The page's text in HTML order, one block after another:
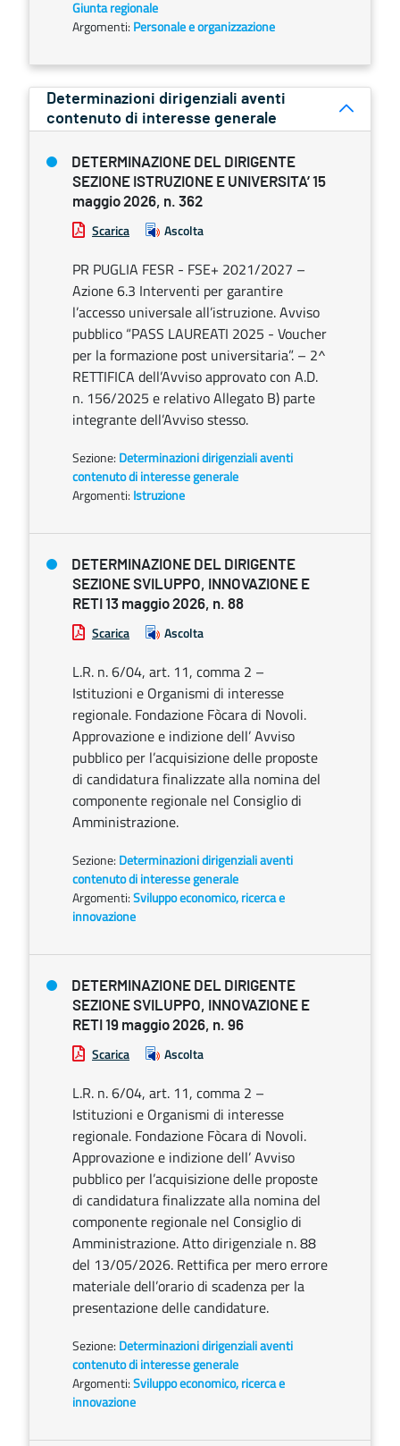
Giunta regionale
Argomenti: Personale e organizzazione
Determinazioni dirigenziali aventi
contenuto di interesse generale
DETERMINAZIONE DEL DIRIGENTE
SEZIONE ISTRUZIONE E UNIVERSITA’ 15
maggio 2026, n. 362
Scarica Ascolta
PR PUGLIA FESR - FSE+ 2021/2027 –
Azione 6.3 Interventi per garantire
l’accesso universale all’istruzione. Avviso
pubblico “PASS LAUREATI 2025 - Voucher
per la formazione post universitaria”. – 2^
RETTIFICA dell’Avviso approvato con A.D.
n. 156/2025 e relativo Allegato B) parte
integrante dell’Avviso stesso.
Sezione: Determinazioni dirigenziali aventi
contenuto di interesse generale
Argomenti: Istruzione
DETERMINAZIONE DEL DIRIGENTE
SEZIONE SVILUPPO, INNOVAZIONE E
RETI 13 maggio 2026, n. 88
Scarica Ascolta
L.R. n. 6/04, art. 11, comma 2 –
Istituzioni e Organismi di interesse
regionale. Fondazione Fòcara di Novoli.
Approvazione e indizione dell’ Avviso
pubblico per l’acquisizione delle proposte
di candidatura finalizzate alla nomina del
componente regionale nel Consiglio di
Amministrazione.
Sezione: Determinazioni dirigenziali aventi
contenuto di interesse generale
Argomenti:Sviluppo economico, ricerca e
innovazione
DETERMINAZIONE DEL DIRIGENTE
SEZIONE SVILUPPO, INNOVAZIONE E
RETI 19 maggio 2026, n. 96
Scarica Ascolta
L.R. n. 6/04, art. 11, comma 2 –
Istituzioni e Organismi di interesse
regionale. Fondazione Fòcara di Novoli.
Approvazione e indizione dell’ Avviso
pubblico per l’acquisizione delle proposte
di candidatura finalizzate alla nomina del
componente regionale nel Consiglio di
Amministrazione. Atto dirigenziale n. 88
del 13/05/2026. Rettifica per mero errore
materiale dell’orario di scadenza per la
presentazione delle candidature.
Sezione: Determinazioni dirigenziali aventi
contenuto di interesse generale
Argomenti:Sviluppo economico, ricerca e
innovazione